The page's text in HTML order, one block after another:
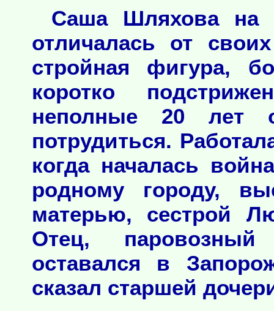
Саша Шляхова на
отличалась от
стройная фигура,
коротко
неполные 20 лет
потрудиться.
когда началась
родному городу,
матерью, сестрой
Отец,
оставался в
сказал старшей